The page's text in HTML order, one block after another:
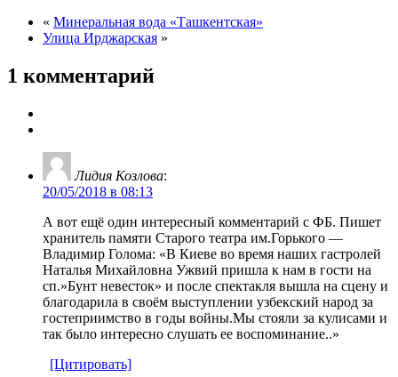
« Минеральная вода «Ташкентская»
Улица Ирджарская »
1 комментарий
Лидия Козлова:
20/05/2018 в 08:13
А вот ещё один интересный комментарий с ФБ. Пишет
хранитель памяти Старого театра им.Горького —
Владимир Голома: «В Киеве во время наших гастролей
Наталья Михайловна Ужвий пришла к нам в гости на
сп.»Бунт невесток» и после спектакля вышла на сцену и
благодарила в своём выступлении узбекский народ за
гостеприимство в годы войны.Мы стояли за кулисами и
так было интересно слушать ее воспоминание..»
[Цитировать]